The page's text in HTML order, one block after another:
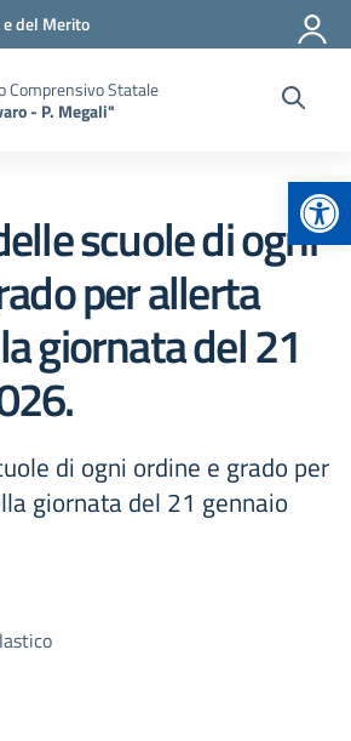
del Merito
Comprensivo Statale
- P. Megali"
scuole di ogni
per allerta
giornata del 21
di ogni ordine e grado per
giornata del 21 gennaio